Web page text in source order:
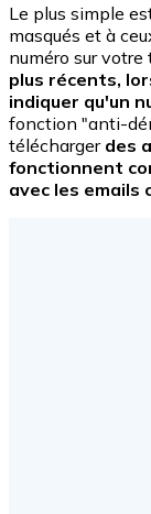
Le plus simple
masqués et à
numéro sur votre
plus récents,
indiquer qu'un
fonction "anti-
télécharger des
fonctionnent
avec les emails